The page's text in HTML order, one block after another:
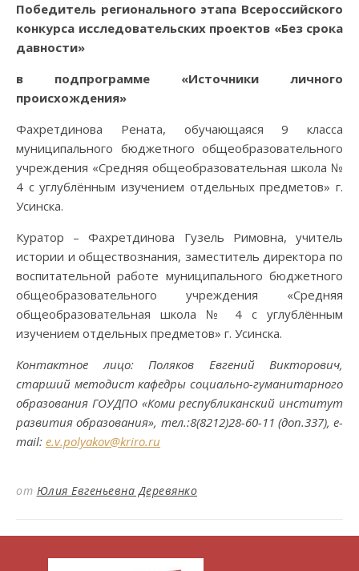
Победитель регионального этапа Всероссийского
конкурса исследовательских проектов «Без срока
давности»
в подпрограмме «Источники личного
происхождения»
Фахретдинова Рената, обучающаяся 9 класса
муниципального бюджетного общеобразовательного
учреждения «Средняя общеобразовательная школа №
4 с углублённым изучением отдельных предметов» г.
Усинска.
Куратор – Фахретдинова Гузель Римовна, учитель
истории и обществознания, заместитель директора по
воспитательной работе муниципального бюджетного
общеобразовательного учреждения «Средняя
общеобразовательная школа № 4 с углублённым
изучением отдельных предметов» г. Усинска.
Контактное лицо: Поляков Евгений Викторович,
старший методист кафедры социально-гуманитарного
образования ГОУДПО «Коми республиканский институт
развития образования», тел.:8(8212)28-60-11 (доп.337), e-
mail: e.v.polyakov@kriro.ru
от Юлия Евгеньевна Деревянко